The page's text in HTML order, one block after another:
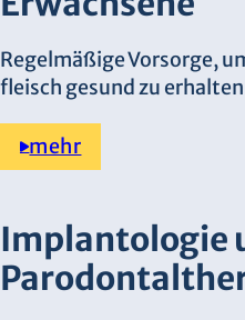
Regelmäßige Vorsorge,
fleisch gesund zu erhalten
mehr
Implantologie